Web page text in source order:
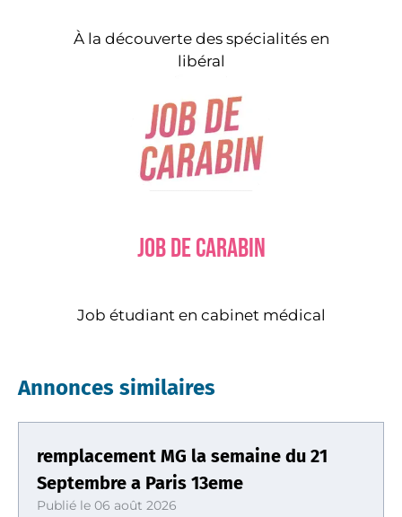
À la découverte des spécialités en
libéral
Job de carabin
Job étudiant en cabinet médical
Annonces similaires
remplacement MG la semaine du 21
Septembre a Paris 13eme
Publié le 06 août 2026